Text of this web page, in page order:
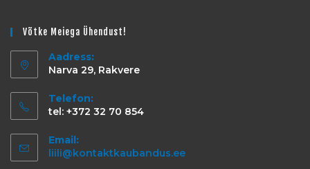
Võtke Meiega Ühendust!
Aadress:
Narva 29, Rakvere
Telefon:
tel: +372 32 70 854
Email:
liili@kontaktkaubandus.ee